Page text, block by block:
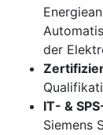
der
IT- &
Siemens